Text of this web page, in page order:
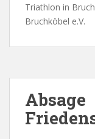
Triathlon in
Bruchköbel e.V.
Absage